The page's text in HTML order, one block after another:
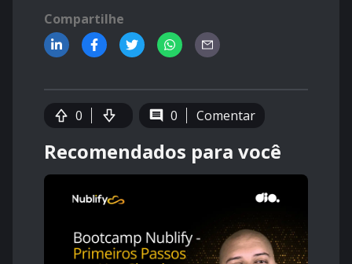
Compartilhe
0 0 Comentar
Recomendados para você